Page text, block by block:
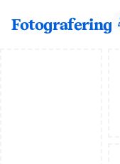
Fotografering